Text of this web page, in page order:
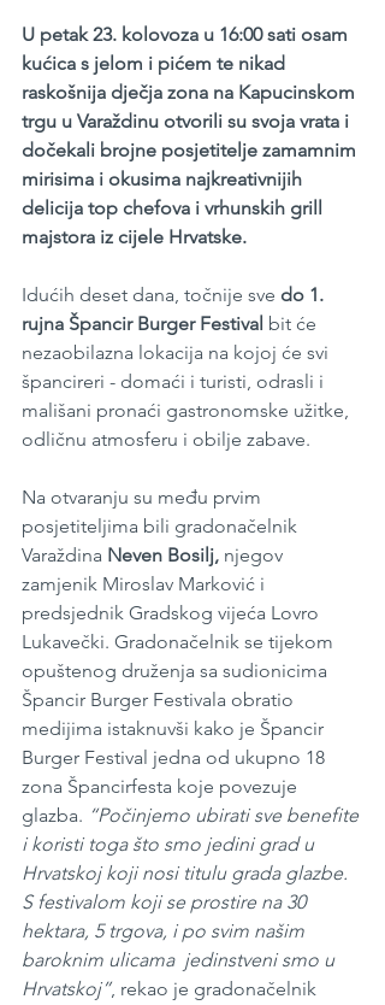
U petak 23. kolovoza u 16:00 sati osam
kućica s jelom i pićem te nikad
raskošnija dječja zona na Kapucinskom
trgu u Varaždinu otvorili su svoja vrata i
dočekali brojne posjetitelje zamamnim
mirisima i okusima najkreativnijih
delicija top chefova i vrhunskih grill
majstora iz cijele Hrvatske.
Idućih deset dana, točnije sve do 1.
rujna Špancir Burger Festival bit će
nezaobilazna lokacija na kojoj će svi
špancireri - domaći i turisti, odrasli i
mališani pronaći gastronomske užitke,
odličnu atmosferu i obilje zabave.
Na otvaranju su među prvim
posjetiteljima bili gradonačelnik
Varaždina Neven Bosilj, njegov
zamjenik Miroslav Marković i
predsjednik Gradskog vijeća Lovro
Lukavečki. Gradonačelnik se tijekom
opuštenog druženja sa sudionicima
Špancir Burger Festivala obratio
medijima istaknuvši kako je Špancir
Burger Festival jedna od ukupno 18
zona Špancirfesta koje povezuje
glazba. “Počinjemo ubirati sve benefite
i koristi toga što smo jedini grad u
Hrvatskoj koji nosi titulu grada glazbe.
S festivalom koji se prostire na 30
hektara, 5 trgova, i po svim našim
baroknim ulicama  jedinstveni smo u
Hrvatskoj”, rekao je gradonačelnik